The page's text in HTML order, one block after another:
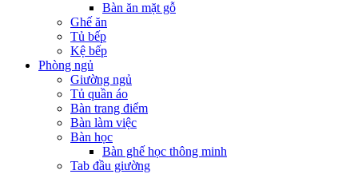
Bàn ăn mặt gỗ
Ghế ăn
Tủ bếp
Kệ bếp
Phòng ngủ
Giường ngủ
Tủ quần áo
Bàn trang điểm
Bàn làm việc
Bàn học
Bàn ghế học thông minh
Tab đầu giường